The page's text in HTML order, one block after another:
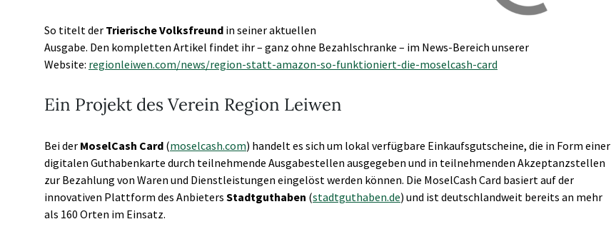
So titelt der Trierische Volksfreund in seiner aktuellen
Ausgabe. Den kompletten Artikel findet ihr – ganz ohne Bezahlschranke – im News-Bereich unserer
Website: regionleiwen.com/news/region-statt-amazon-so-funktioniert-die-moselcash-card
Ein Projekt des Verein Region Leiwen
Bei der MoselCash Card (moselcash.com) handelt es sich um lokal verfügbare Einkaufsgutscheine, die in Form einer
digitalen Guthabenkarte durch teilnehmende Ausgabestellen ausgegeben und in teilnehmenden Akzeptanzstellen
zur Bezahlung von Waren und Dienstleistungen eingelöst werden können. Die MoselCash Card basiert auf der
innovativen Plattform des Anbieters Stadtguthaben (stadtguthaben.de) und ist deutschlandweit bereits an mehr
als 160 Orten im Einsatz.